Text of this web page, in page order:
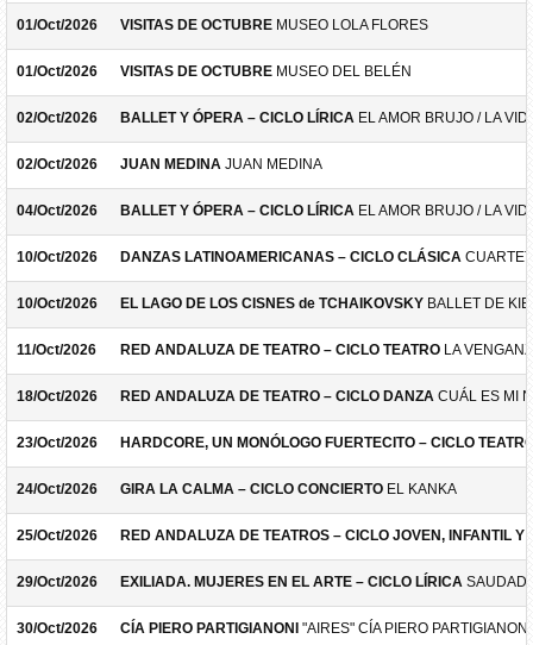
01/Oct/2026 VISITAS DE OCTUBRE MUSEO LOLA FLORES
01/Oct/2026 VISITAS DE OCTUBRE MUSEO DEL BELÉN
02/Oct/2026 BALLET Y ÓPERA – CICLO LÍRICA EL AMOR BRUJO / LA
02/Oct/2026 JUAN MEDINA JUAN MEDINA
04/Oct/2026 BALLET Y ÓPERA – CICLO LÍRICA EL AMOR BRUJO / LA
10/Oct/2026 DANZAS LATINOAMERICANAS – CICLO CLÁSICA
10/Oct/2026 EL LAGO DE LOS CISNES de TCHAIKOVSKY BALLET DE
11/Oct/2026 RED ANDALUZA DE TEATRO – CICLO TEATRO LA
18/Oct/2026 RED ANDALUZA DE TEATRO – CICLO DANZA CUÁL ES MI
23/Oct/2026 HARDCORE, UN MONÓLOGO FUERTECITO – CICLO
24/Oct/2026 GIRA LA CALMA – CICLO CONCIERTO EL KANKA
25/Oct/2026 RED ANDALUZA DE TEATROS – CICLO JOVEN, INFANTIL Y
29/Oct/2026 EXILIADA. MUJERES EN EL ARTE – CICLO LÍRICA
30/Oct/2026 CÍA PIERO PARTIGIANONI "AIRES" CÍA PIERO PARTIGIANONI